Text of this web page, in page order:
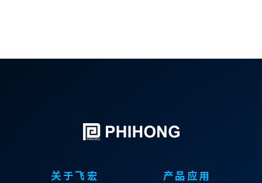
关于飞宏 产品应用